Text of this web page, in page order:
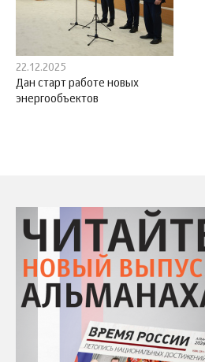
22.12.2025
Дан старт работе новых
энергообъектов